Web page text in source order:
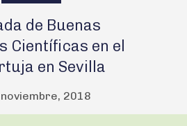
de Buenas
Científicas en el
en Sevilla
2018